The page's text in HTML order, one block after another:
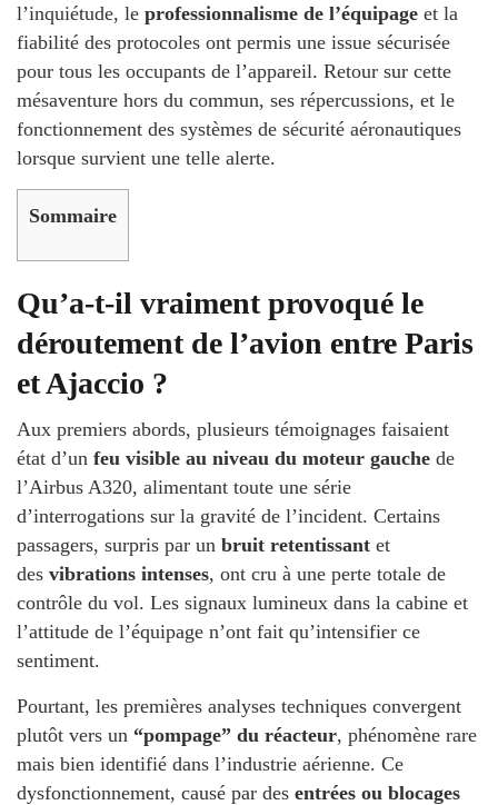
l’inquiétude, le professionnalisme de l’équipage et la
fiabilité des protocoles ont permis une issue sécurisée
pour tous les occupants de l’appareil. Retour sur cette
mésaventure hors du commun, ses répercussions, et le
fonctionnement des systèmes de sécurité aéronautiques
lorsque survient une telle alerte.
Sommaire
Qu’a-t-il vraiment provoqué le
déroutement de l’avion entre Paris
et Ajaccio ?
Aux premiers abords, plusieurs témoignages faisaient
état d’un feu visible au niveau du moteur gauche de
l’Airbus A320, alimentant toute une série
d’interrogations sur la gravité de l’incident. Certains
passagers, surpris par un bruit retentissant et
des vibrations intenses, ont cru à une perte totale de
contrôle du vol. Les signaux lumineux dans la cabine et
l’attitude de l’équipage n’ont fait qu’intensifier ce
sentiment.
Pourtant, les premières analyses techniques convergent
plutôt vers un “pompage” du réacteur, phénomène rare
mais bien identifié dans l’industrie aérienne. Ce
dysfonctionnement, causé par des entrées ou blocages